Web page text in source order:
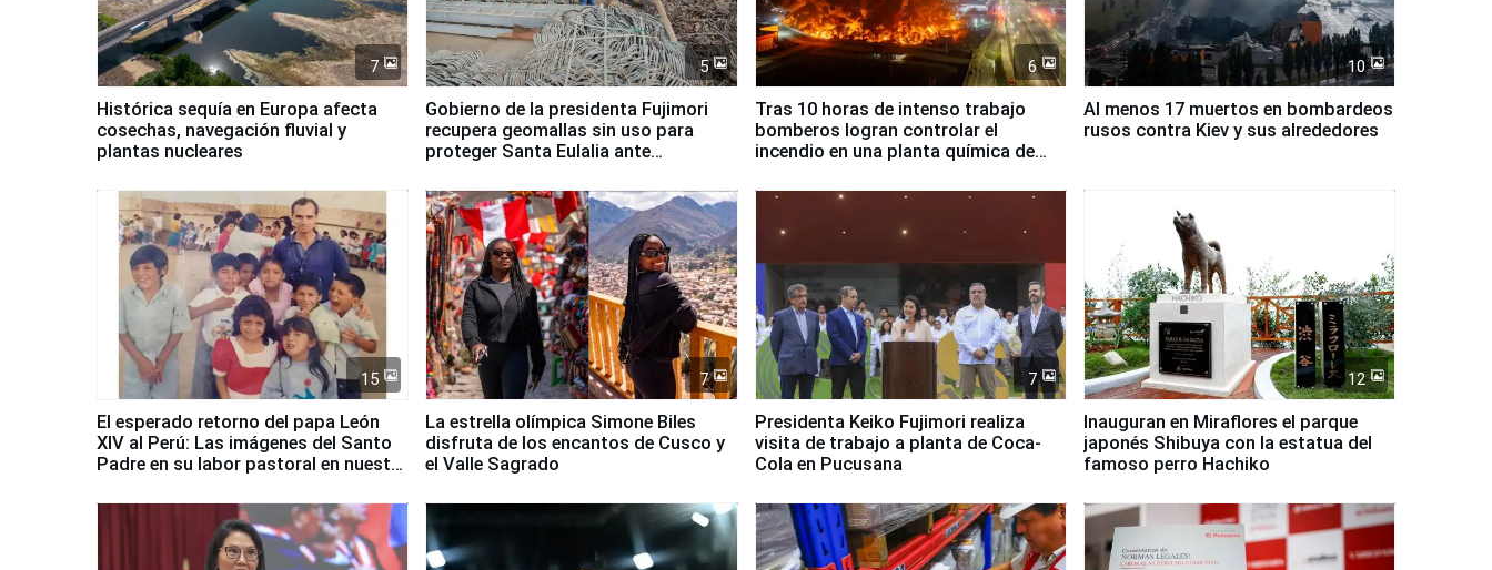
7
Histórica sequía en Europa afecta
cosechas, navegación fluvial y
plantas nucleares
5
Gobierno de la presidenta Fujimori
recupera geomallas sin uso para
proteger Santa Eulalia ante
6
Tras 10 horas de intenso trabajo
bomberos logran controlar el
incendio en una planta química de
10
Al menos 17 muertos en bombardeos
rusos contra Kiev y sus alrededores
15
El esperado retorno del papa León
XIV al Perú: Las imágenes del Santo
Padre en su labor pastoral en nuestro
7
La estrella olímpica Simone Biles
disfruta de los encantos de Cusco y
el Valle Sagrado
7
Presidenta Keiko Fujimori realiza
visita de trabajo a planta de Coca-
Cola en Pucusana
12
Inauguran en Miraflores el parque
japonés Shibuya con la estatua del
famoso perro Hachiko